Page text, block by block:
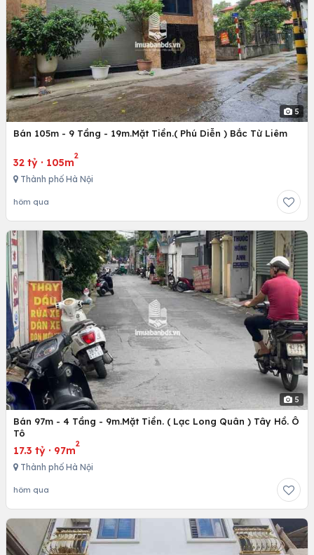
5
Bán 105m - 9 Tầng - 19m.Mặt Tiền.( Phú Diễn ) Bắc Từ Liêm
32 tỷ · 105m
2
Thành phố Hà Nội
hôm qua
5
Bán 97m - 4 Tầng - 9m.Mặt Tiền. ( Lạc Long Quân ) Tây Hồ. Ô
Tô
17.3 tỷ · 97m
2
Thành phố Hà Nội
hôm qua